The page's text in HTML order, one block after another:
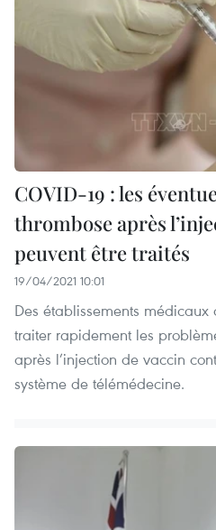
COVID-19 : les
thrombose après
peuvent être traités
19/04/2021 10:01
Des établissements
traiter rapidement les
après l’injection de vaccin
système de télémédecine.